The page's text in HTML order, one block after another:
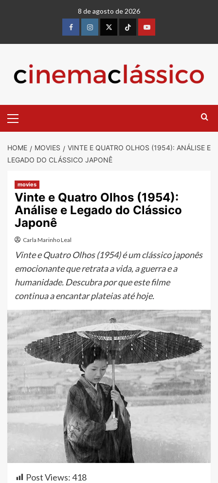
8 de agosto de 2026
HOME MOVIES
VINTE E QUATRO OLHOS (1954): ANÁLISE E
LEGADO DO CLÁSSICO JAPONÊ
movies
Vinte e Quatro Olhos (1954):
Análise e Legado do Clássico
Japonê
Carla Marinho Leal
Vinte e Quatro Olhos (1954) é um clássico japonês
emocionante que retrata a vida, a guerra e a
humanidade. Descubra por que este filme
continua a encantar plateias até hoje.
Post Views:418